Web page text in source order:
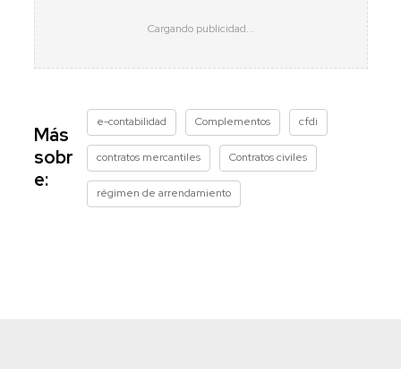
Más
sobr
e:
e-contabilidad Complementos cfdi
contratos mercantiles Contratos civiles
régimen de arrendamiento